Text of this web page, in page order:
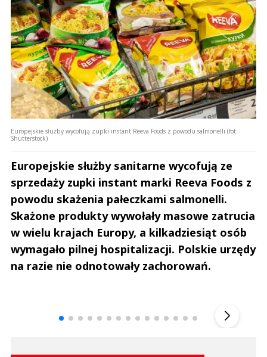
Europejskie służby wycofują zupki instant Reeva Foods z powodu salmonelli (fot.
Shutterstock)
Europejskie służby sanitarne wycofują ze
sprzedaży zupki instant marki Reeva Foods z
powodu skażenia pałeczkami salmonelli.
Skażone produkty wywołały masowe zatrucia
w wielu krajach Europy, a kilkadziesiąt osób
wymagało pilnej hospitalizacji. Polskie urzędy
na razie nie odnotowały zachorowań.